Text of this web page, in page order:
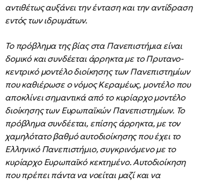
αντιθέτως αυξάνει την ένταση και την αντίδραση
εντός των ιδρυμάτων.
Το πρόβλημα της βίας στα Πανεπιστήμια είναι
δομικό και συνδέεται άρρηκτα με το Πρυτανο-
κεντρικό μοντέλο διοίκησης των Πανεπιστημίων
που καθιέρωσε ο νόμος Κεραμέως, μοντέλο που
αποκλίνει σημαντικά από το κυρίαρχο μοντέλο
διοίκησης των Ευρωπαϊκών Πανεπιστημίων. Το
πρόβλημα συνδέεται, επίσης άρρηκτα, με τον
χαμηλότατο βαθμό αυτοδιοίκησης που έχει το
Ελληνικό Πανεπιστήμιο, συγκρινόμενο με το
κυρίαρχο Ευρωπαϊκό κεκτημένο. Αυτοδιοίκηση
που πρέπει πάντα να νοείται μαζί και να